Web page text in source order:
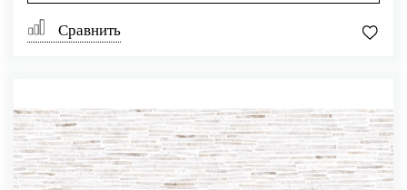
Сравнить